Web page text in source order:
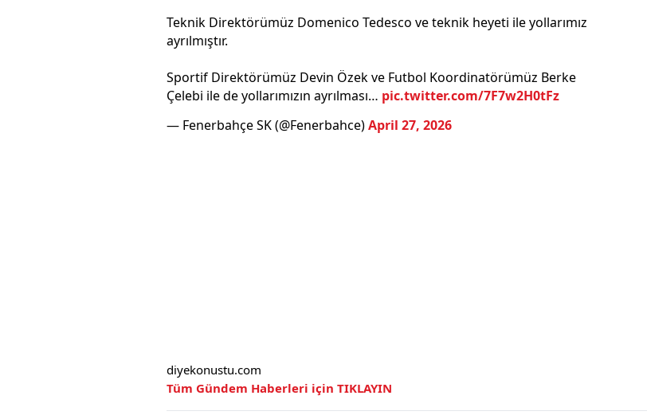
Teknik Direktörümüz Domenico Tedesco ve teknik heyeti ile yollarımız
ayrılmıştır.
Sportif Direktörümüz Devin Özek ve Futbol Koordinatörümüz Berke
Çelebi ile de yollarımızın ayrılması… pic.twitter.com/7F7w2H0tFz
— Fenerbahçe SK (@Fenerbahce)April 27, 2026
diyekonustu.com
Tüm Gündem Haberleri için TIKLAYIN